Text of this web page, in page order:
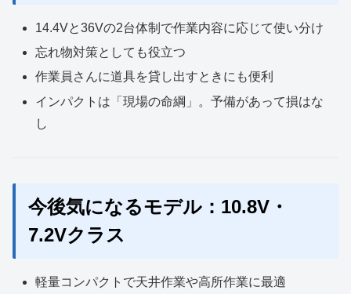
14.4Vと36Vの2台体制で作業内容に応じて使い分け
忘れ物対策としても役立つ
作業員さんに道具を貸し出すときにも便利
インパクトは「現場の命綱」。予備があって損はな
し
今後気になるモデル：10.8V・
7.2Vクラス
軽量コンパクトで天井作業や高所作業に最適